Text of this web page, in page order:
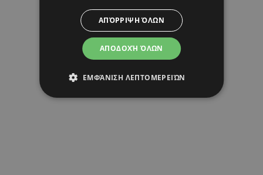
ΑΠΟΔΟΧΉ ΌΛΩΝ
ΑΠΌΡΡΙΨΗ ΌΛΩΝ
ΕΜΦΆΝΙΣΗ ΛΕΠΤΟΜΕΡΕΙΏΝ